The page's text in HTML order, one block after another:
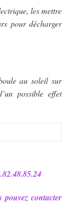
les mettre
pour décharger
au soleil sur
possible effet
contacter